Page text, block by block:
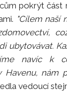
pokrýt část
"Cílem naší
ubytovávat.
navíc k
Havenu, nám
vedoucí